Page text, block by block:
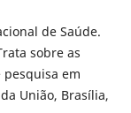
de Saúde.
sobre as
em
União, Brasília,